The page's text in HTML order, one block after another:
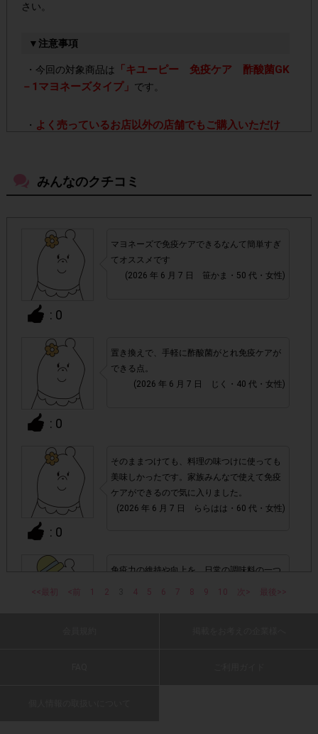
さい。
▼注意事項
・今回の対象商品は
「キユーピー 免疫ケア 酢酸菌GK
－1マヨネーズタイプ」 です。
・ よく売っているお店以外の店舗でもご購入いただけ
・店舗によって取扱いのない場合があります。予めご了承
ください。
・参加(申し込み)を回答前にしていただければ、募集人数
が上限に達しても、掲載期間内のアンケート回答が可能で
・スマートフォン、携帯電話、タブレットPCにつきまし
て、機種によってはアンケートに回答できない場合がござい
ます。
▼ポイント付与対象外
・ チェックポイントの条件を満たしていない場合
・ECサイトやネットスーパー、リサイクルショップでのご
・1つのアンケートにつき、お1人様あたり複数回の参加が
確認された場合。
株式会社エクスクリエが運営する、レシートを活用したサ
の参加とさせていただいております。
みんなのクチコミ
: 0
マヨネーズで免疫ケアできるなんて簡単すぎ
てオススメです
(2026 年 6 月 7 日 笹かま・50 代・女性)
: 0
置き換えで、手軽に酢酸菌がとれ免疫ケアが
できる点。
(2026 年 6 月 7 日 じく・40 代・女性)
: 0
そのままつけても、料理の味つけに使っても
美味しかったです。家族みんなで使えて免疫
ケアができるので気に入りました。
(2026 年 6 月 7 日 ららはは・60 代・女性)
免疫力の維持や向上を、日常の調味料の一つ
<<最初 <前 1 2 4 5 6 7 8 9 10 次> 最後>>